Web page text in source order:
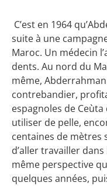
C’est en 1964
suite à une
Maroc. Un médecin
dents. Au nord du
même,
contrebandier,
espagnoles de Ceùta
utiliser de pelle,
centaines de mètres
d’aller travailler dans
même perspective
quelques années,